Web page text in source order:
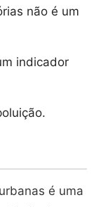
não é um
indicador
é uma